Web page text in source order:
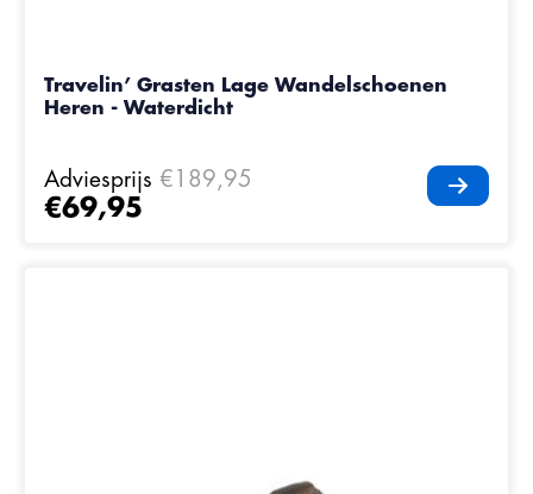
Travelin’ Grasten Lage Wandelschoenen
Heren - Waterdicht
Adviesprijs €189,95
€69,95